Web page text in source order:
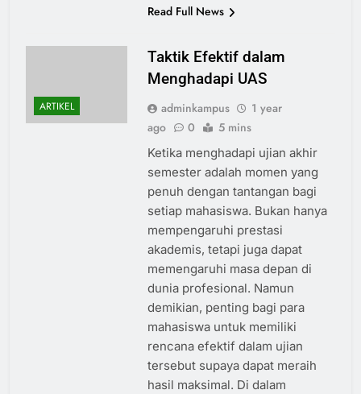
Read Full News
ARTIKEL
Taktik Efektif dalam
Menghadapi UAS
adminkampus
1 year
ago
0 5 mins
Ketika menghadapi ujian akhir
semester adalah momen yang
penuh dengan tantangan bagi
setiap mahasiswa. Bukan hanya
mempengaruhi prestasi
akademis, tetapi juga dapat
memengaruhi masa depan di
dunia profesional. Namun
demikian, penting bagi para
mahasiswa untuk memiliki
rencana efektif dalam ujian
tersebut supaya dapat meraih
hasil maksimal. Di dalam